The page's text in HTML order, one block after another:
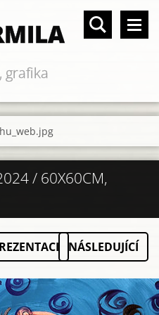
grafika
/ 60X60CM,
NÁSLEDUJÍCÍ